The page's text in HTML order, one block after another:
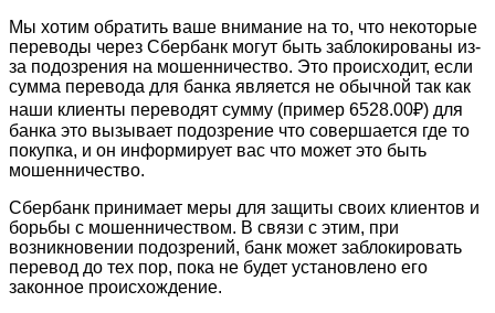
Мы хотим обратить ваше внимание на то, что некоторые
переводы через Сбербанк могут быть заблокированы из-
за подозрения на мошенничество. Это происходит, если
сумма перевода для банка является не обычной так как
наши клиенты переводят сумму (пример 6528.00₽) для
банка это вызывает подозрение что совершается где то
покупка, и он информирует вас что может это быть
мошенничество.
Сбербанк принимает меры для защиты своих клиентов и
борьбы с мошенничеством. В связи с этим, при
возникновении подозрений, банк может заблокировать
перевод до тех пор, пока не будет установлено его
законное происхождение.